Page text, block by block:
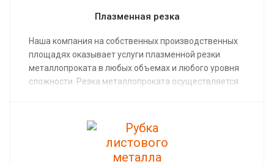
Плазменная резка
Наша компания на собственных производственных
площадях оказывает услуги плазменной резки
металлопроката в любых объемах и любого уровня
сложности. Резка металлопроката осуществляется